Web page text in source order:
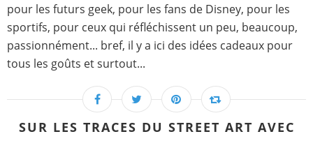
pour les futurs geek, pour les fans de Disney, pour les
sportifs, pour ceux qui réfléchissent un peu, beaucoup,
passionnément... bref, il y a ici des idées cadeaux pour
tous les goûts et surtout...
SUR LES TRACES DU STREET ART AVEC